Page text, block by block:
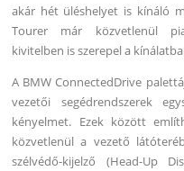
akár hét üléshelyet is kínáló
Tourer már közvetlenül
kivitelben is szerepel a
A BMW ConnectedDrive
vezetői segédrendszerek
kényelmet. Ezek között
közvetlenül a vezető
szélvédő-kijelző (Head-Up